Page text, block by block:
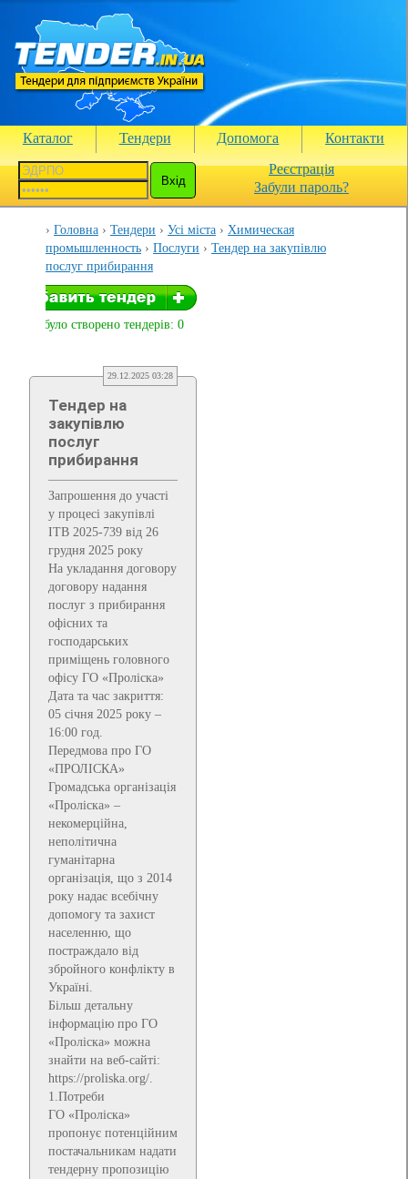
Каталог Тендери Допомога
Контакти
Реєстрація
Забули пароль?
Головна Тендери Усі міста
Химическая
промышленность
Послуги
Тендер на закупівлю
послуг прибирання
Вами було створено тендерів: 0
29.12.2025 03:28
Тендер на
закупівлю
послуг
прибирання
Запрошення до участі
у процесі закупівлі
ITB 2025-739 від 26
грудня 2025 року
На укладання договору
договору надання
послуг з прибирання
офісних та
господарських
приміщень головного
офісу ГО «Проліска»
Дата та час закриття:
05 січня 2025 року –
16:00 год.
Передмова про ГО
«ПРОЛІСКА»
Громадська організація
«Проліска» –
некомерційна,
неполітична
гуманітарна
організація, що з 2014
року надає всебічну
допомогу та захист
населенню, що
постраждало від
збройного конфлікту в
Україні.
Більш детальну
інформацію про ГО
«Проліска» можна
знайти на веб-сайті:
https://proliska.org/.
1.Потреби
ГО «Проліска»
пропонує потенційним
постачальникам надати
тендерну пропозицію